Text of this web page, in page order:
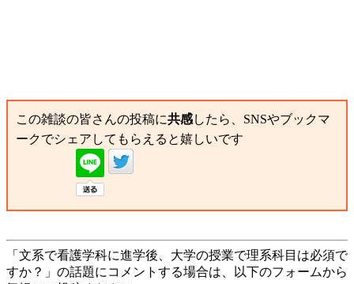
この雑談の皆さんの投稿に共感したら、SNSやブックマ
ークでシェアしてもらえると嬉しいです
「文系で看護学科に進学後、大学の授業で理系科目は必須で
すか？」の話題にコメントする場合は、以下のフォームから